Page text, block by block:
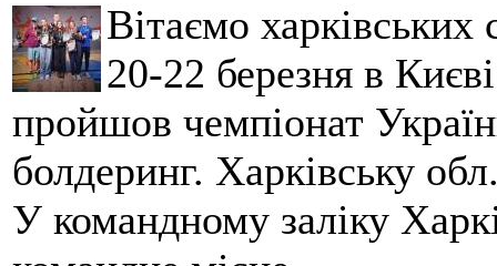
Вітаємо
20-22 березня в
пройшов чемпіонат
болдеринг. Харківську
У командному заліку